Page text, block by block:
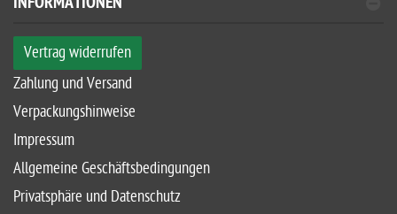
Vertrag widerrufen
Zahlung und Versand
Verpackungshinweise
Impressum
Allgemeine Geschäftsbedingungen
Privatsphäre und Datenschutz